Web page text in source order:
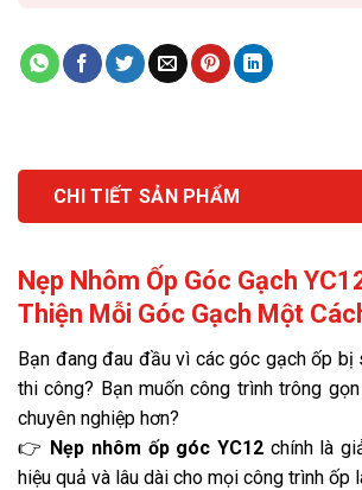
CHI TIẾT SẢN PHẨM
Nẹp Nhôm Ốp Góc Gạch
Thiện Mỗi Góc Gạch Một
Bạn đang đau đầu vì các góc gạch ốp bị
thi công? Bạn muốn công trình trông
chuyên nghiệp hơn?
👉 Nẹp nhôm ốp góc YC12 chính là
hiệu quả và lâu dài cho mọi công trình ốp